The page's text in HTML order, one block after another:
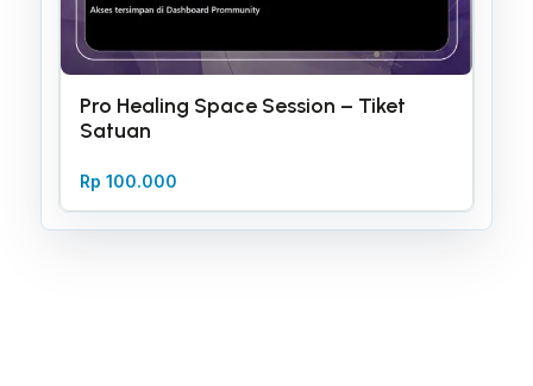
Pro Healing Space Session – Tiket
Satuan
Rp 100.000